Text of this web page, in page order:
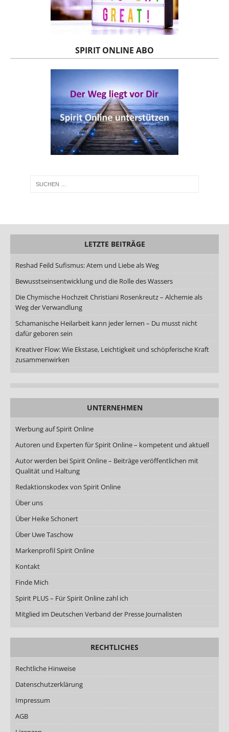
SPIRIT ONLINE ABO
LETZTE BEITRÄGE
Reshad Feild Sufismus: Atem und Liebe als Weg
Bewusstseinsentwicklung und die Rolle des Wassers
Die Chymische Hochzeit Christiani Rosenkreutz – Alchemie als
Weg der Verwandlung
Schamanische Heilarbeit kann jeder lernen – Du musst nicht
dafür geboren sein
Kreativer Flow: Wie Ekstase, Leichtigkeit und schöpferische Kraft
zusammenwirken
UNTERNEHMEN
Werbung auf Spirit Online
Autoren und Experten für Spirit Online – kompetent und aktuell
Autor werden bei Spirit Online – Beiträge veröffentlichen mit
Qualität und Haltung
Redaktionskodex von Spirit Online
Über uns
Über Heike Schonert
Über Uwe Taschow
Markenprofil Spirit Online
Kontakt
Finde Mich
Spirit PLUS – Für Spirit Online zahl ich
Mitglied im Deutschen Verband der Presse Journalisten
RECHTLICHES
Rechtliche Hinweise
Datenschutzerklärung
Impressum
AGB